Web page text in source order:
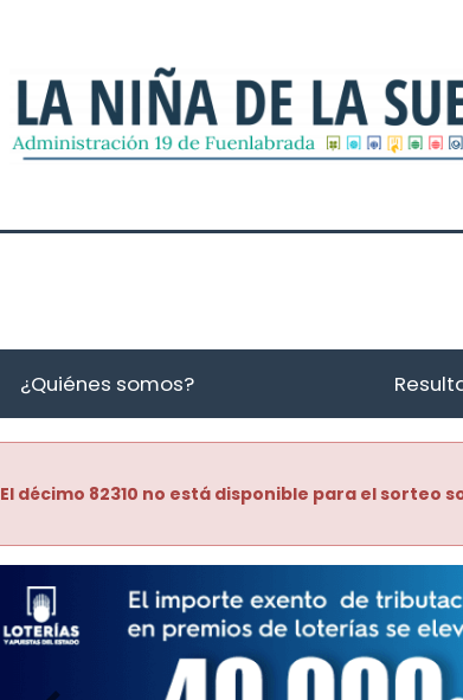
¿Quiénes somos?
El décimo 82310 no está disponible para el sorteo